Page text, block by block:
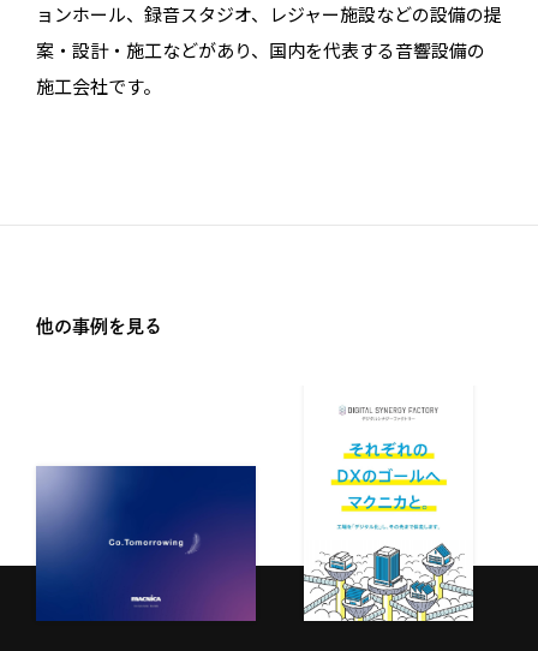
ョンホール、録音スタジオ、レジャー施設などの設備の提
案・設計・施工などがあり、国内を代表する音響設備の
施工会社です。
他の事例を見る